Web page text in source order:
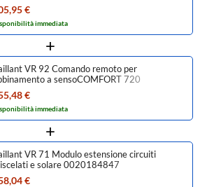
€
immediata
VR 92 Comando remoto per
a sensoCOMFORT 720
€
immediata
VR 71 Modulo estensione circuiti
e solare 0020184847
€